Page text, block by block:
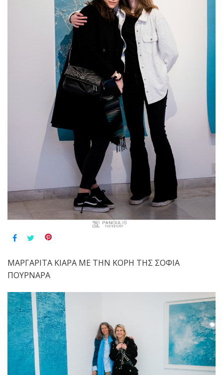
ΜΑΡΓΑΡΙΤΑ ΚΙΑΡΑ ΜΕ ΤΗΝ ΚΟΡΗ ΤΗΣ ΣΟΦΙΑ
ΠΟΥΡΝΑΡΑ